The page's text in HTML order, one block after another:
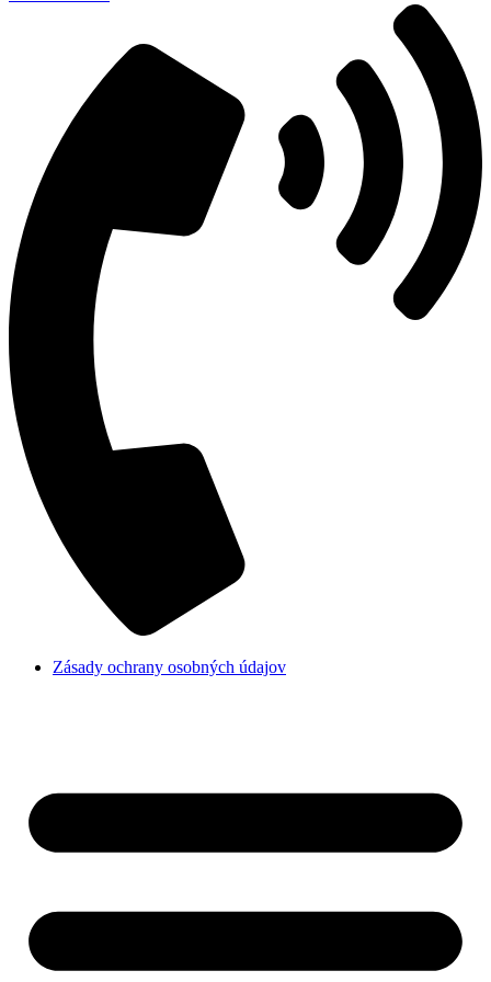
Zásady ochrany osobných údajov